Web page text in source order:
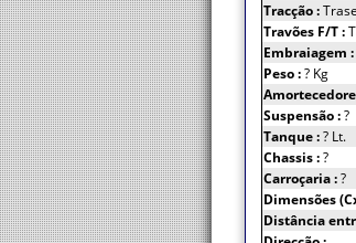
Tracção :
Travões F/T :
Embraiagem :
Peso :? Kg
Suspensão :?
Tanque :? Lt.
Chassis :?
Carroçaria :?
Dimensões
Distância